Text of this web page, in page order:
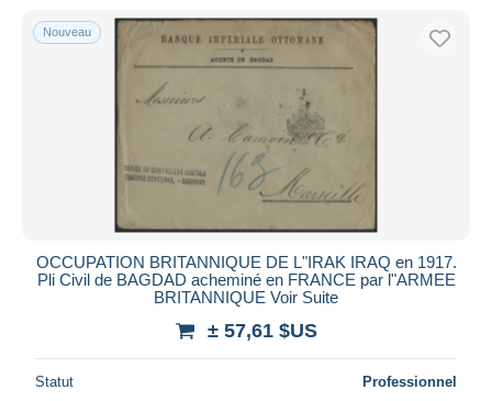
Nouveau
OCCUPATION BRITANNIQUE DE L"IRAK IRAQ en 1917.
Pli Civil de BAGDAD acheminé en FRANCE par l"ARMEE
BRITANNIQUE Voir Suite
± 57,61 $US
Statut Professionnel